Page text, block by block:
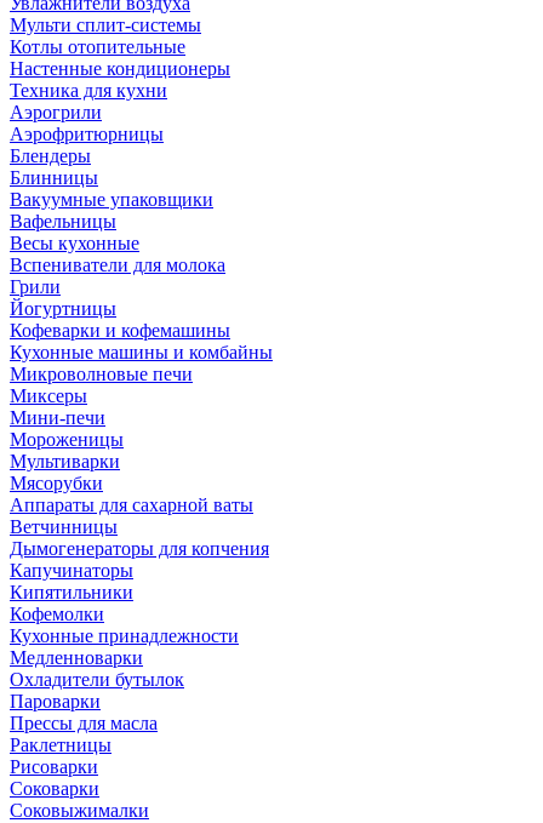
Мульти сплит-системы
Котлы отопительные
Настенные кондиционеры
Техника для кухни
Аэрогрили
Аэрофритюрницы
Блендеры
Блинницы
Вакуумные упаковщики
Вафельницы
Весы кухонные
Вспениватели для молока
Грили
Йогуртницы
Кофеварки и кофемашины
Кухонные машины и комбайны
Микроволновые печи
Миксеры
Мини-печи
Мороженицы
Мультиварки
Мясорубки
Аппараты для сахарной ваты
Ветчинницы
Дымогенераторы для копчения
Капучинаторы
Кипятильники
Кофемолки
Кухонные принадлежности
Медленноварки
Охладители бутылок
Пароварки
Прессы для масла
Раклетницы
Рисоварки
Соковарки
Соковыжималки